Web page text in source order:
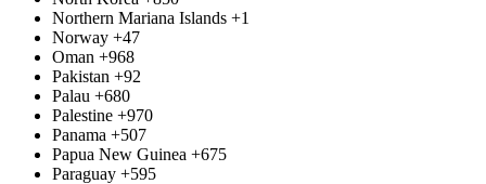
Northern Mariana Islands +1
Norway +47
Oman +968
Pakistan +92
Palau +680
Palestine +970
Panama +507
Papua New Guinea +675
Paraguay +595